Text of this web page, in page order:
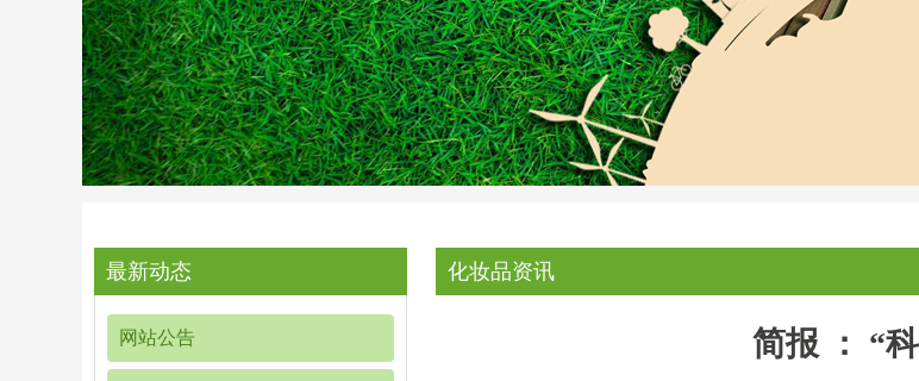
最新动态
网站公告
化妆品资讯
简报 ： “